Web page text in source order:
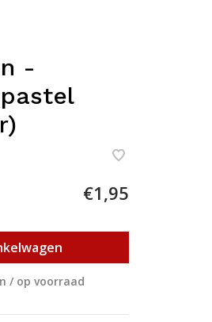
-
€1,95
/ op voorraad